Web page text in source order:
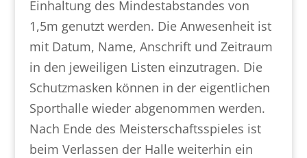
Einhaltung des Mindestabstandes von
1,5m genutzt werden. Die Anwesenheit ist
mit Datum, Name, Anschrift und Zeitraum
in den jeweiligen Listen einzutragen. Die
Schutzmasken können in der eigentlichen
Sporthalle wieder abgenommen werden.
Nach Ende des Meisterschaftsspieles ist
beim Verlassen der Halle weiterhin ein